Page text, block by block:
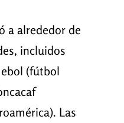
a alrededor de
incluidos
(fútbol
Las